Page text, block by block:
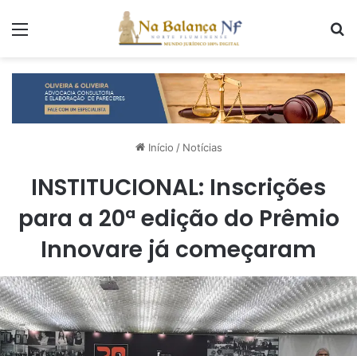
Início / Notícias
INSTITUCIONAL: Inscrições
para a 20ª edição do Prêmio
Innovare já começaram